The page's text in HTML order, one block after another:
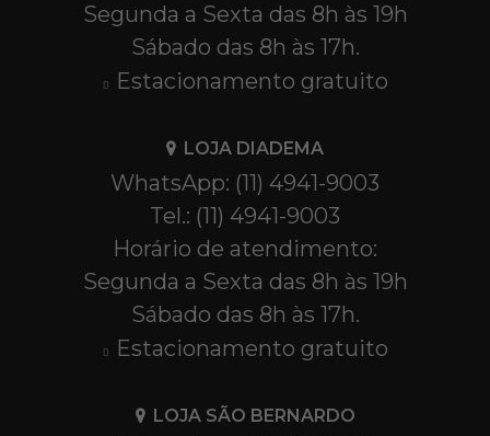
Segunda a Sexta das 8h às 19h
Sábado das 8h às 17h.
Estacionamento gratuito
LOJA DIADEMA
WhatsApp: (11) 4941-9003
Tel.: (11) 4941-9003
Horário de atendimento:
Segunda a Sexta das 8h às 19h
Sábado das 8h às 17h.
Estacionamento gratuito
LOJA SÃO BERNARDO